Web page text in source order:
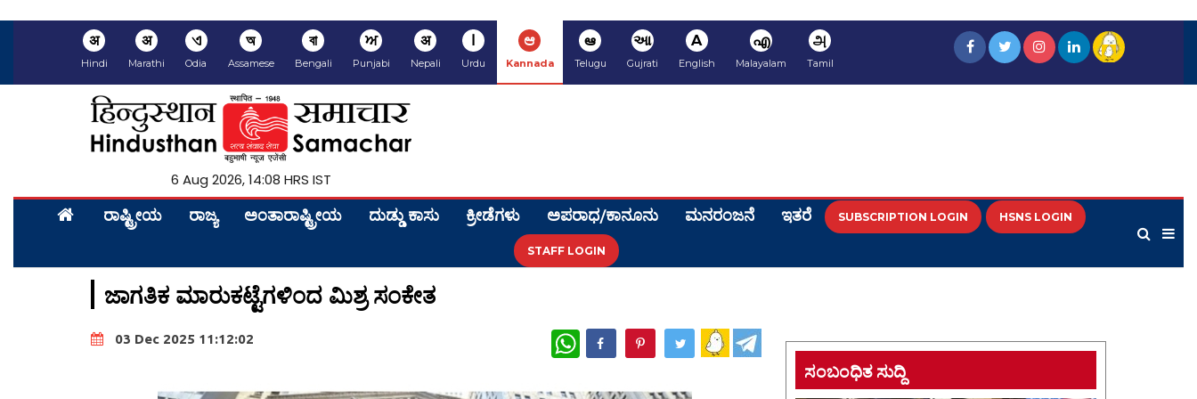
अ
Hindi
अ
Marathi
ଏ
Odia
অ
Assamese
বা
Bengali
ਅ
Punjabi
अ
Nepali
ا
Urdu
ಆ
Kannada
ఆ
Telugu
આ
Gujrati
A
English
എ
Malayalam
அ
Tamil
6 Aug 2026, 14:08 HRS IST
ರಾಷ್ಟ್ರೀಯ ರಾಜ್ಯ ಅಂತಾರಾಷ್ಟ್ರೀಯ ದುಡ್ಡು ಕಾಸು ಕ್ರೀಡೆಗಳು ಅಪರಾಧ/ಕಾನೂನು ಮನರಂಜನೆ ಇತರೆ SUBSCRIPTION LOGIN HSNS LOGIN
STAFF LOGIN
ಜಾಗತಿಕ ಮಾರುಕಟ್ಟೆಗಳಿಂದ ಮಿಶ್ರ ಸಂಕೇತ
03 Dec 2025 11:12:02 WhatsApp
ಸಂಬಂಧಿತ ಸುದ್ದಿ